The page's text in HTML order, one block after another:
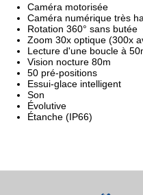
Caméra motorisée
Caméra numérique très
Rotation 360° sans butée
Zoom 30x optique (300x
Lecture d'une boucle à
Vision nocture 80m
50 pré-positions
Essui-glace intelligent
Son
Évolutive
Étanche (IP66)